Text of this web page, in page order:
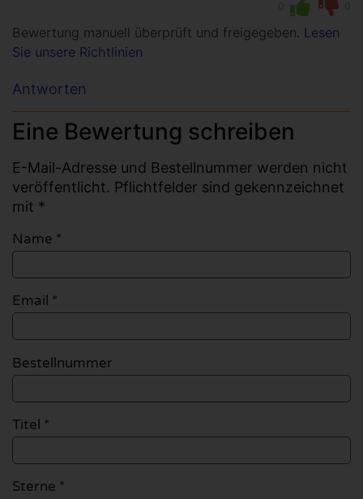
Bewertung manuell überprüft und freigegeben. Lesen
Sie unsere Richtlinien
Antworten
Eine Bewertung schreiben
E-Mail-Adresse und Bestellnummer werden nicht
veröffentlicht. Pflichtfelder sind gekennzeichnet
mit *
Name *
Email *
Bestellnummer
Titel *
Sterne *